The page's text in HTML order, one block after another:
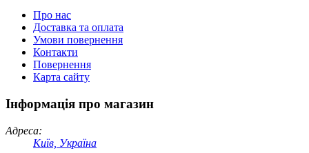
Про нас
Доставка та оплата
Умови повернення
Контакти
Повернення
Карта сайту
Інформація про магазин
Адреса:
Київ, Україна